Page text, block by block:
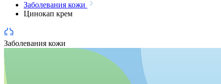
Заболевания кожи
Цинокап крем
Заболевания кожи